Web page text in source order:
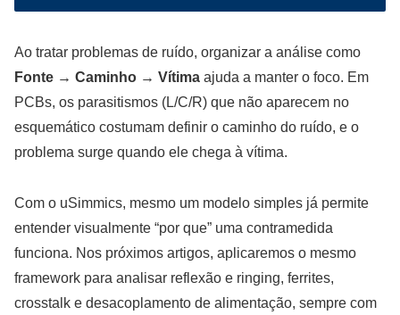
Ao tratar problemas de ruído, organizar a análise como
Fonte → Caminho → Vítima ajuda a manter o foco. Em
PCBs, os parasitismos (L/C/R) que não aparecem no
esquemático costumam definir o caminho do ruído, e o
problema surge quando ele chega à vítima.
Com o uSimmics, mesmo um modelo simples já permite
entender visualmente “por que” uma contramedida
funciona. Nos próximos artigos, aplicaremos o mesmo
framework para analisar reflexão e ringing, ferrites,
crosstalk e desacoplamento de alimentação, sempre com